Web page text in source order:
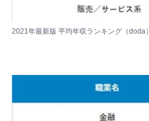
2021年最新版 平均年収ランキング（doda）